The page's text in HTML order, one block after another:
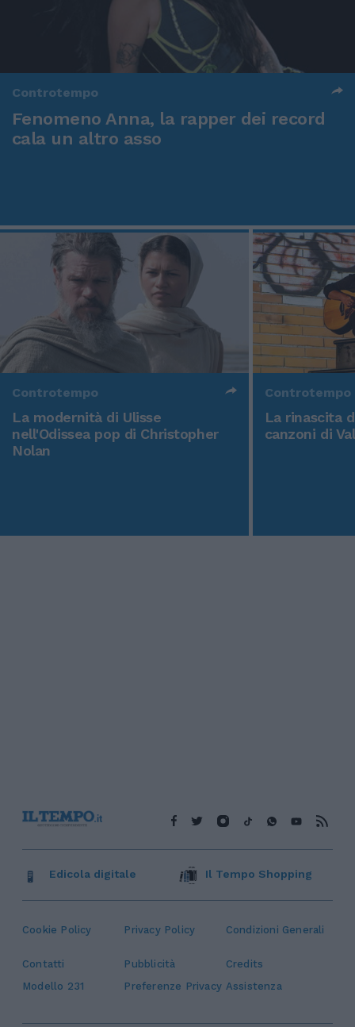
Controtempo
Fenomeno Anna, la rapper dei record
cala un altro asso
Controtempo
La modernità di Ulisse
nell'Odissea pop di Christopher
Nolan
Controtempo
La rinascita
canzoni di
Cookie Policy Privacy Policy Condizioni Generali
Contatti Pubblicità
Credits
Modello 231
Preferenze Privacy Assistenza
Edicola digitale Il Tempo Shopping